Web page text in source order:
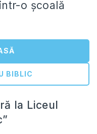
o școală
BIBLIC
la Liceul